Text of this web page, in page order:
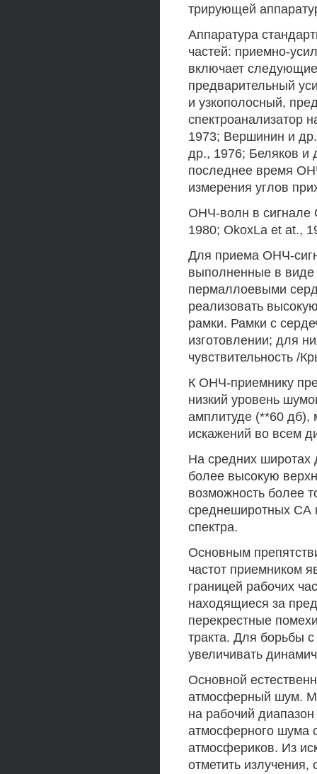
трирующей
Аппаратура
частей: приемно-
включает
предварительный
и узкополосный,
спектроанализатор
1973; Вершинин и
др., 1976; Беляков и
последнее время
измерения углов
ОНЧ-волн в сигнале
1980; OkoxLa et at.,
Для приема ОНЧ-
выполненные в
пермаллоевыми
реализовать
рамки. Рамки с
изготовлении; для
чувствительность /
К ОНЧ-приемнику
низкий уровень
амплитуде (**60 дб),
искажений во всем
На средних широтах
более высокую
возможность более
среднеширотных СА
спектра.
Основным
частот приемником
границей рабочих
находящиеся за
перекрестные
тракта. Для борьбы
увеличивать
Основной
атмосферный шум.
на рабочий
атмосферного шума
атмосфериков. Из
отметить